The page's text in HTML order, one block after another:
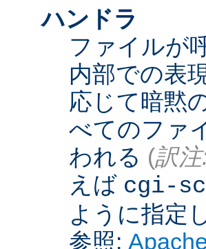
ハンドラ
ファイルが
内部での表
応じて暗黙
べてのファ
われる (訳注
えば cgi-
ように指定
参照: